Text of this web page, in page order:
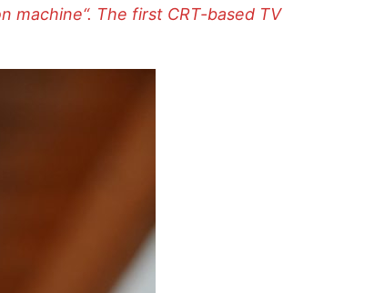
machine“. The first CRT-based TV